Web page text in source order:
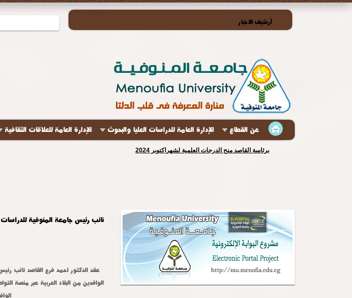
أرشيف الاخبار
عن القطاع الإدارة العامة للدراسات العليا والبحوث الإدارة العامة للعلاقات الثقافية
برئاسة القاصد منح الدرجات العلمية لشهراكتوبر 2024
نائب رئيس جامعة المنوفية
عقد الدكتور احمد فرج القاصد نائب